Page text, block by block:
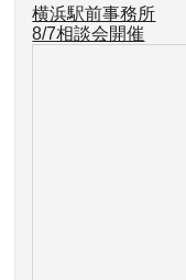
横浜駅前事務所
8/7相談会開催